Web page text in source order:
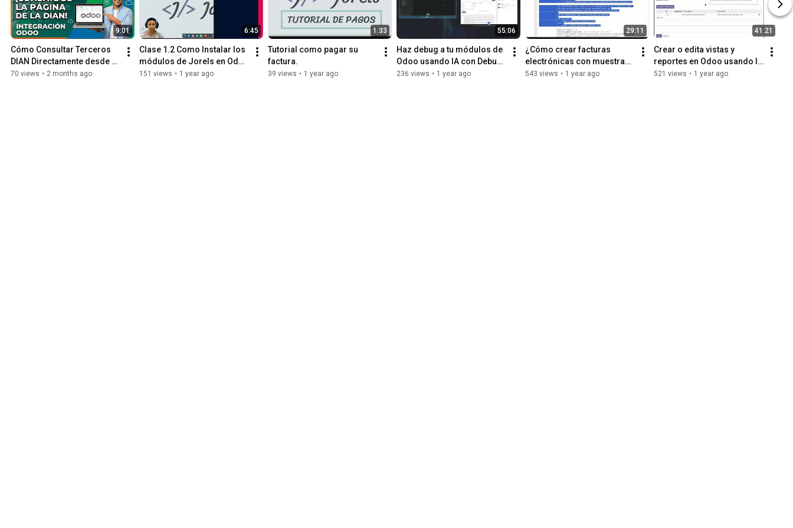
9:01
Cómo Consultar Terceros
DIAN Directamente desde
Odoo (Sin Salir del ERP)
70 views • 2 months ago
6:45
Clase 1.2 Como Instalar los
módulos de Jorels en Odoo
Community.
151 views • 1 year ago
1:33
Tutorial como pagar su
factura.
39 views • 1 year ago
55:06
Haz debug a tu módulos de
Odoo usando IA con Debug
AI | Jorels
236 views • 1 year ago
29:11
¿Cómo crear facturas
electrónicas con muestras
comerciales? | Odoo |
543 views • 1 year ago
41:21
Crear o edita vistas y
reportes en Odoo usando IA
con Debug AI | Jorels
521 views • 1 year ago